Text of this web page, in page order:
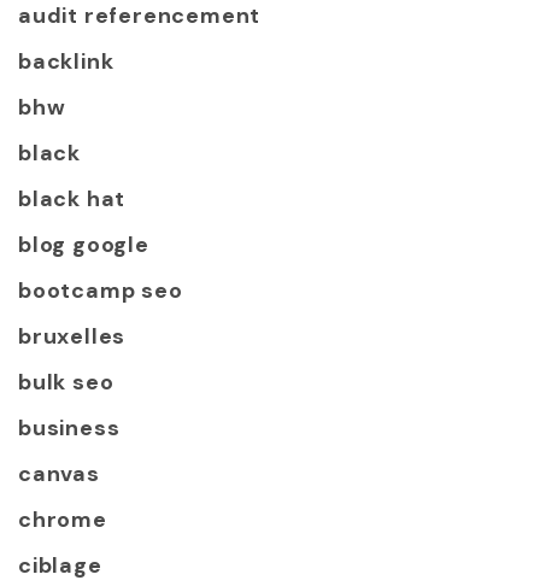
audit referencement
backlink
bhw
black
black hat
blog google
bootcamp seo
bruxelles
bulk seo
business
canvas
chrome
ciblage